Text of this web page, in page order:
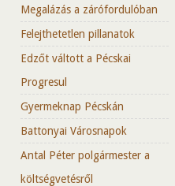
Megalázás a zárófordulóban
Felejthetetlen pillanatok
Edzőt váltott a Pécskai
Progresul
Gyermeknap Pécskán
Battonyai Városnapok
Antal Péter polgármester a
költségvetésről